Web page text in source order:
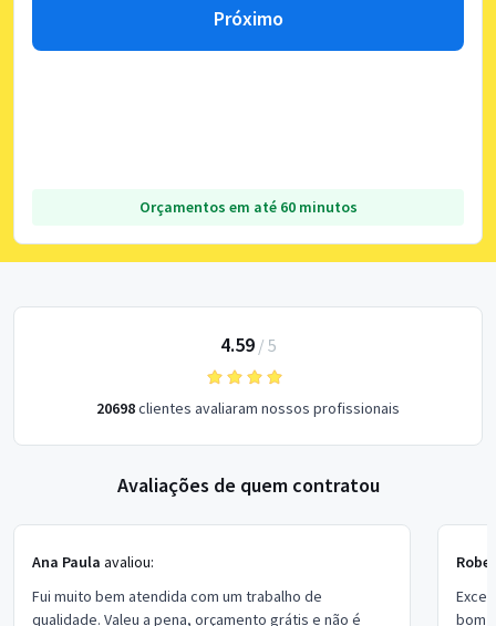
Próximo
Orçamentos em até 60 minutos
4.59/ 5
20698clientes avaliaram nossos profissionais
Avaliações de quem contratou
Ana Paula avaliou:
Fui muito bem atendida com um trabalho de
qualidade. Valeu a pena, orçamento grátis e não é
bom